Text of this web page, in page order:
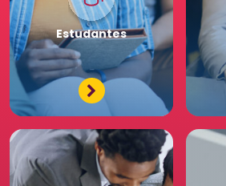
Estudantes
PessoaJurídica
Premium
Tenha acessos exclusivos
e diferenciados da maior
comunidade de Recursos
Humanos. Conheça os
benefícios diferenciados
para a sua equipe. Saia
na frente para o seu
negócio.